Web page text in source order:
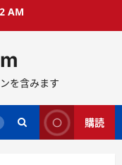
AM
を含みます
購読